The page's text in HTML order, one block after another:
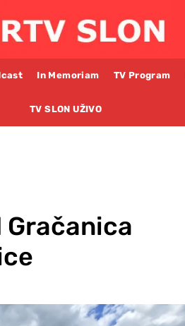
In Memoriam TV Program
TV SLON UŽIVO
Gračanica